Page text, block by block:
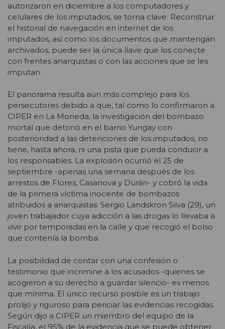
autorizaron en diciembre a los computadores y
celulares de los imputados, se torna clave. Reconstruir
el historial de navegación en internet de los
imputados, así como los documentos que mantengan
archivados, puede ser la única llave que los conecte
con frentes anarquistas o con las acciones que se les
imputan.
El panorama resulta aún más complejo para los
persecutores debido a que, tal como lo confirmaron a
CIPER en La Moneda, la investigación del bombazo
mortal que detonó en el barrio Yungay con
posterioridad a las detenciones de los imputados, no
tiene, hasta ahora, ni una pista que pueda conducir a
los responsables. La explosión ocurrió el 25 de
septiembre -apenas una semana después de los
arrestos de Flores, Casanova y Durán- y cobró la vida
de la primera víctima inocente de bombazos
atribuidos a anarquistas: Sergio Landskron Silva (29), un
joven trabajador cuya adicción a las drogas lo llevaba a
vivir por temporadas en la calle y que recogió el bolso
que contenía la bomba.
La posibilidad de contar con una confesión o
testimonio que incrimine a los acusados -quienes se
acogieron a su derecho a guardar silencio- es menos
que mínima. El único recurso posible es un trabajo
prolijo y riguroso para periciar las evidencias recogidas.
Según dijo a CIPER un miembro del equipo de la
Fiscalía, el 95% de la evidencia que se puede obtener